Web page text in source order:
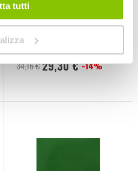
tutti
Benda
termoisolante -
SIMONI RACING
SIMONI RACING
15mx5cm
34,16 €Prezzo
29,30 € -14%